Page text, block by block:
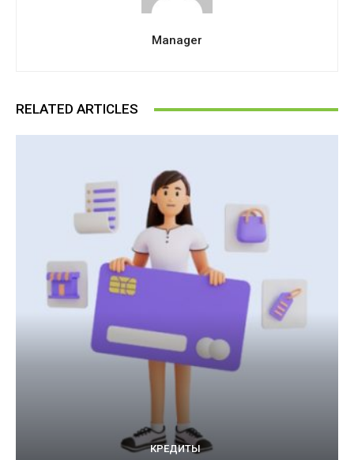
Manager
RELATED ARTICLES
КРЕДИТЫ